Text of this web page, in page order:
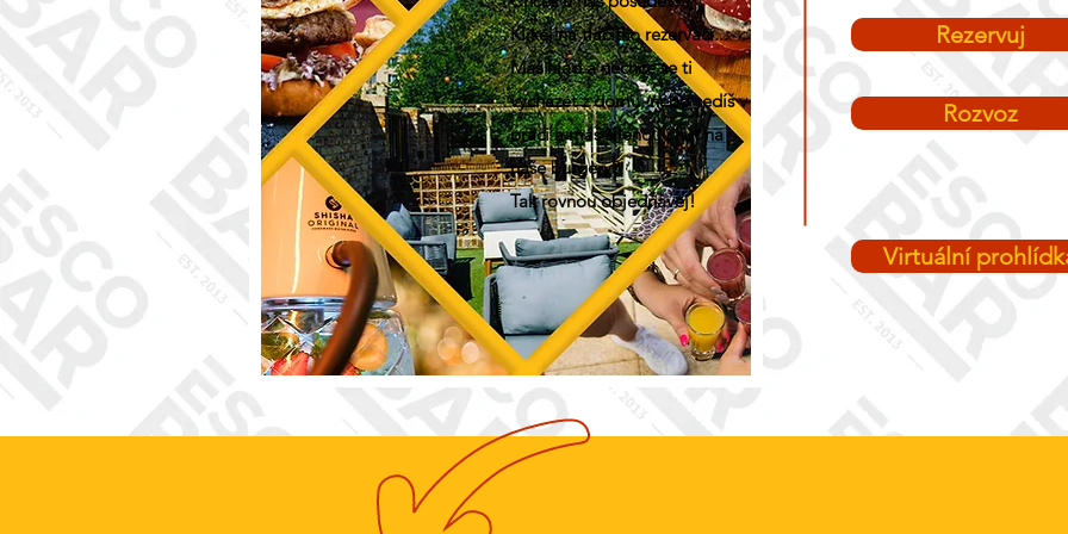
Klikej na tlačítko rezervací...
Máš hlad a nechce se ti
vycházet z domu, nebo sedíš v
práci a máš šílenou chuť na
naše burgery?
Tak rovnou objednávej!
Rezervuj
Rozvoz
Virtuální